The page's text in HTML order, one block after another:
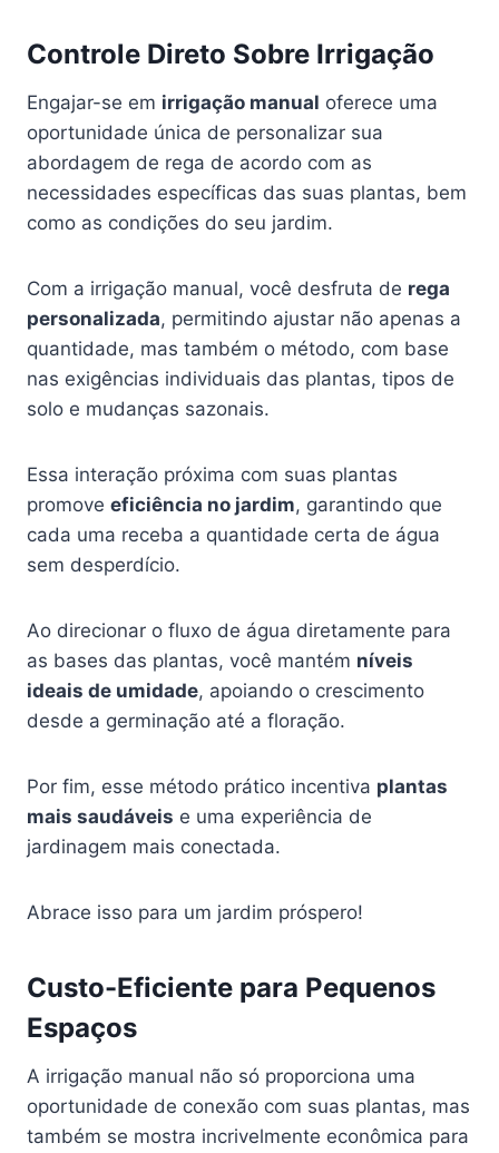
Controle Direto Sobre Irrigação
Engajar-se em irrigação manual oferece uma
oportunidade única de personalizar sua
abordagem de rega de acordo com as
necessidades específicas das suas plantas, bem
como as condições do seu jardim.
Com a irrigação manual, você desfruta de rega
personalizada, permitindo ajustar não apenas a
quantidade, mas também o método, com base
nas exigências individuais das plantas, tipos de
solo e mudanças sazonais.
Essa interação próxima com suas plantas
promove eficiência no jardim, garantindo que
cada uma receba a quantidade certa de água
sem desperdício.
Ao direcionar o fluxo de água diretamente para
as bases das plantas, você mantém níveis
ideais de umidade, apoiando o crescimento
desde a germinação até a floração.
Por fim, esse método prático incentiva plantas
mais saudáveis e uma experiência de
jardinagem mais conectada.
Abrace isso para um jardim próspero!
Custo-Eficiente para Pequenos
Espaços
A irrigação manual não só proporciona uma
oportunidade de conexão com suas plantas, mas
também se mostra incrivelmente econômica para